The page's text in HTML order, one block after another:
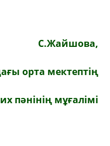
С.Жайшова,
орта мектептің
пәнінің мұғалімі